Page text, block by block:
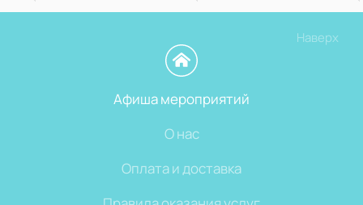
Наверх
Афиша мероприятий
О нас
Оплата и доставка